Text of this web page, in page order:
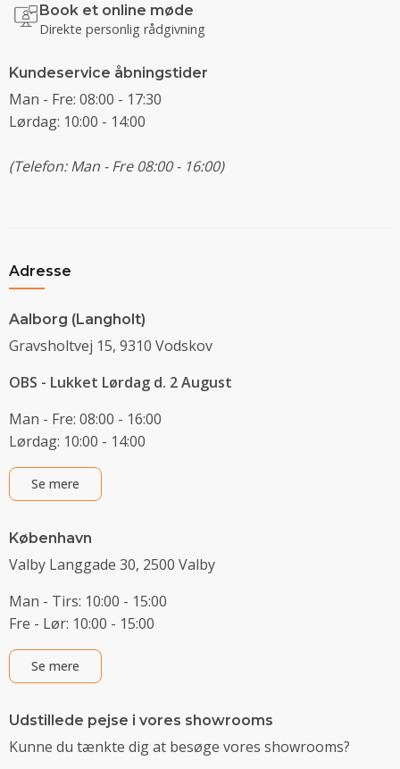
Book et online møde
Direkte personlig rådgivning
Kundeservice åbningstider
Man - Fre: 08:00 - 17:30
Lørdag: 10:00 - 14:00
(Telefon: Man - Fre 08:00 - 16:00)
Adresse
Aalborg (Langholt)
Gravsholtvej 15, 9310 Vodskov
OBS - Lukket Lørdag d. 2 August
Man - Fre: 08:00 - 16:00
Lørdag: 10:00 - 14:00
Se mere
København
Valby Langgade 30, 2500 Valby
Man - Tirs: 10:00 - 15:00
Fre - Lør: 10:00 - 15:00
Se mere
Udstillede pejse i vores showrooms
Kunne du tænkte dig at besøge vores showrooms?